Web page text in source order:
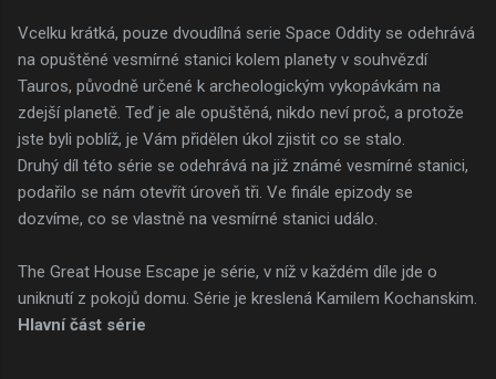
Vcelku krátká, pouze dvoudílná serie Space Oddity se odehrává
na opuštěné vesmírné stanici kolem planety v souhvězdí
Tauros, původně určené k archeologickým vykopávkám na
zdejší planetě. Teď je ale opuštěná, nikdo neví proč, a protože
jste byli poblíž, je Vám přidělen úkol zjistit co se stalo.
Druhý díl této série se odehrává na již známé vesmírné stanici,
podařilo se nám otevřít úroveň tři. Ve finále epizody se
dozvíme, co se vlastně na vesmírné stanici událo.
The Great House Escape je série, v níž v každém díle jde o
uniknutí z pokojů domu. Série je kreslená Kamilem Kochanskim.
Hlavní část série